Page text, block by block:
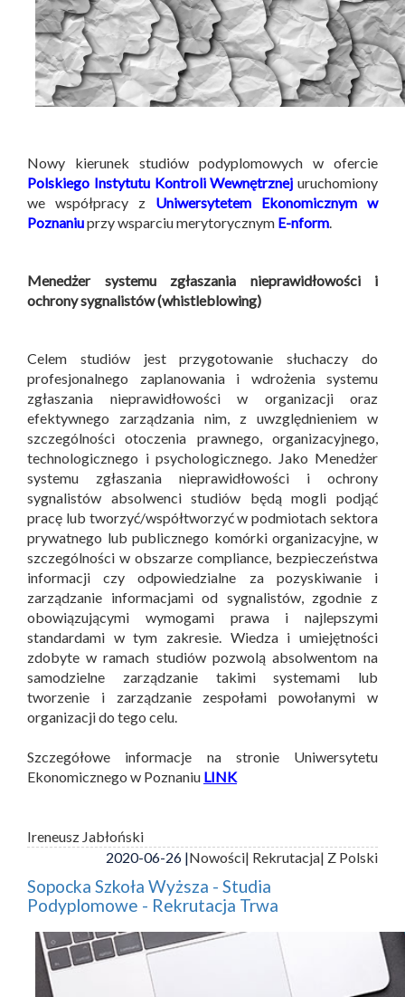
Nowy kierunek studiów podyplomowych w ofercie
Polskiego Instytutu Kontroli Wewnętrznej uruchomiony
we współpracy z Uniwersytetem Ekonomicznym w
Poznaniuprzy wsparciu merytorycznym E-nform.
Menedżer systemu zgłaszania nieprawidłowości i
ochrony sygnalistów (whistleblowing)
Celem studiów jest przygotowanie słuchaczy do
profesjonalnego zaplanowania i wdrożenia systemu
zgłaszania nieprawidłowości w organizacji oraz
efektywnego zarządzania nim, z uwzględnieniem w
szczególności otoczenia prawnego, organizacyjnego,
technologicznego i psychologicznego. Jako Menedżer
systemu zgłaszania nieprawidłowości i ochrony
sygnalistów absolwenci studiów będą mogli podjąć
pracę lub tworzyć/współtworzyć w podmiotach sektora
prywatnego lub publicznego komórki organizacyjne, w
szczególności w obszarze compliance, bezpieczeństwa
informacji czy odpowiedzialne za pozyskiwanie i
zarządzanie informacjami od sygnalistów, zgodnie z
obowiązującymi wymogami prawa i najlepszymi
standardami w tym zakresie. Wiedza i umiejętności
zdobyte w ramach studiów pozwolą absolwentom na
samodzielne zarządzanie takimi systemami lub
tworzenie i zarządzanie zespołami powołanymi w
organizacji do tego celu.
Szczegółowe informacje na stronie Uniwersytetu
Ekonomicznego w Poznaniu LINK
Ireneusz Jabłoński
2020-06-26 |Nowości| Rekrutacja| Z Polski
Sopocka Szkoła Wyższa - Studia
Podyplomowe - Rekrutacja Trwa